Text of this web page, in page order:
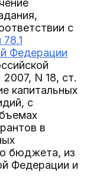
с
78.1
Федерации
N 18, ст.
капитальных
с
в
бюджета, из
Федерации и